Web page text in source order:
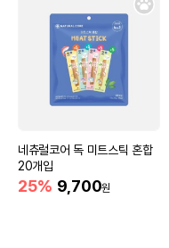
네츄럴코어 독 미트스틱 혼합
20개입
25% 9,700원